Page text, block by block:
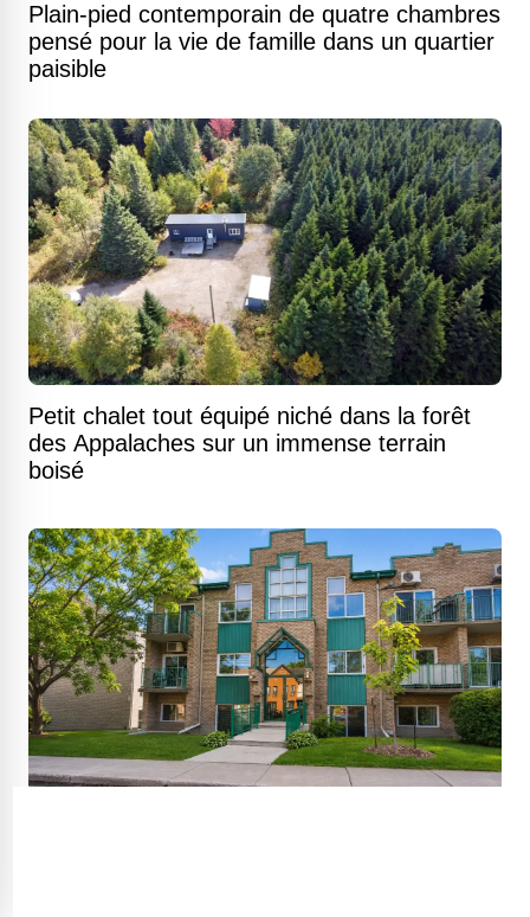
Plain-pied contemporain de quatre chambres
pensé pour la vie de famille dans un quartier
paisible
Petit chalet tout équipé niché dans la forêt
des Appalaches sur un immense terrain
boisé